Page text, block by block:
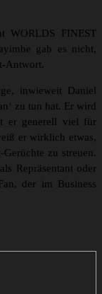
WORLDS FINEST
gab es nicht,
Antwort.
inwieweit Daniel
zu tun hat. Er wird
er generell viel für
er wirklich etwas,
zu streuen.
Repräsentant oder
der im Business